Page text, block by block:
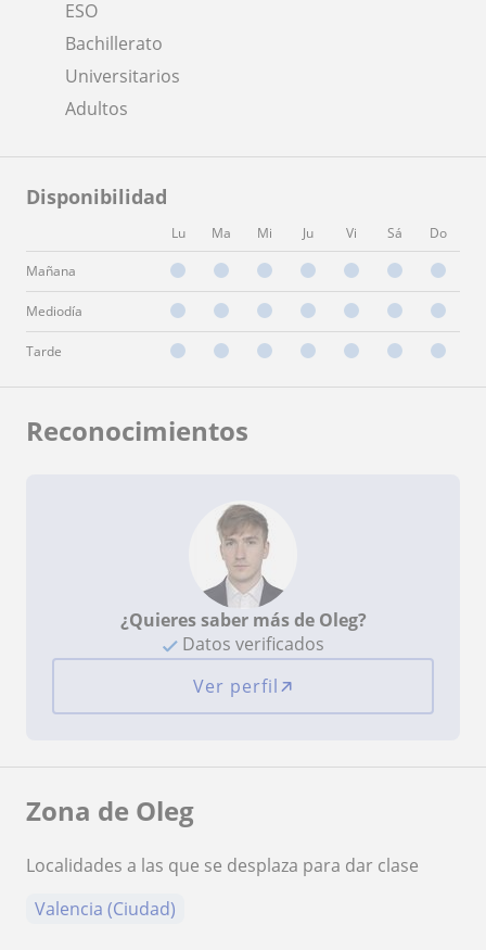
ESO
Bachillerato
Universitarios
Adultos
Disponibilidad
Lu Ma Mi Ju Vi Sá Do
Mañana
Mediodía
Tarde
Reconocimientos
¿Quieres saber más de Oleg?
Datos verificados
Ver perfil
Zona de Oleg
Localidades a las que se desplaza para dar clase
Valencia (Ciudad)